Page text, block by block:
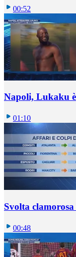
00:52
Napoli, Lukaku
01:10
Svolta
00:48